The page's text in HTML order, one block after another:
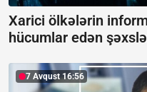
Xarici ölkələrin
hücumlar edən
7 Avqust 16:56